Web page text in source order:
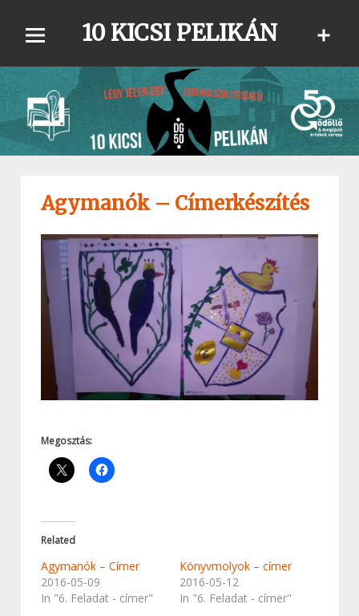
10 KICSI PELIKÁN
Agymanók – Címerkészítés
Megosztás:
Related
Agymanók – Címer
2016-05-09
In "6. Feladat - címer"
Könyvmolyok – címer
2016-05-12
In "6. Feladat - címer"